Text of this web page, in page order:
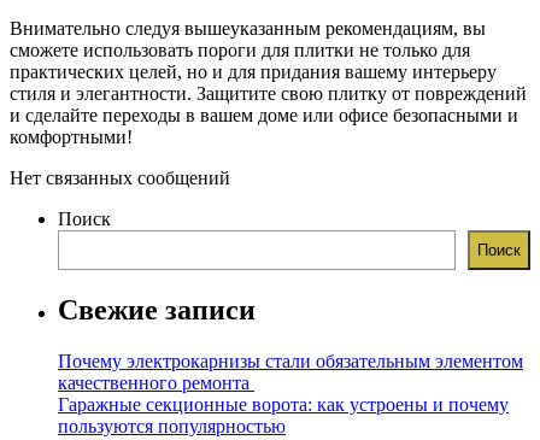
Внимательно следуя вышеуказанным рекомендациям, вы
сможете использовать пороги для плитки не только для
практических целей, но и для придания вашему интерьеру
стиля и элегантности. Защитите свою плитку от повреждений
и сделайте переходы в вашем доме или офисе безопасными и
комфортными!
Нет связанных сообщений
Поиск
Поиск
Свежие записи
Почему электрокарнизы стали обязательным элементом
качественного ремонта
Гаражные секционные ворота: как устроены и почему
пользуются популярностью